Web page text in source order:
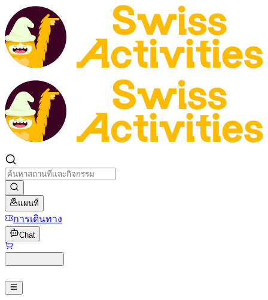
แผนที่
การเดินทาง
Chat